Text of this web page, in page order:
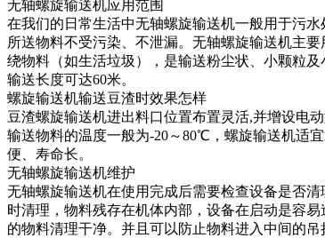
无轴螺旋输送机应用范围
在我们的日常生活中无轴螺旋输送机一般用于污
所送物料不受污染、不泄漏。无轴螺旋输送机主
绕物料（如生活垃圾），是输送粉尘状、小颗粒
输送长度可达60米。
螺旋输送机输送豆渣时效果怎样
豆渣螺旋输送机进出料口位置布置灵活,并增设电
输送物料的温度一般为-20～80℃，螺旋输送机适
便、寿命长。
无轴螺旋输送机维护
无轴螺旋输送机在使用完成后需要检查设备是否
时清理，物料残存在机体内部，设备在启动是容
的物料清理干净。并且可以防止物料进入中间的